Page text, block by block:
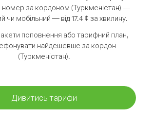
номер за кордоном (Туркменістан) —
чи мобільний — від 17.4 ¢ за хвилину.
поповнення або тарифний план,
найдешевше за кордон
(Туркменістан).
Дивитись тарифи